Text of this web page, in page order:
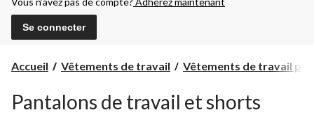
dans
changer
Se connecter
Accueil Vêtements de travail Vêtements de travail
Pantalons de travail et shorts